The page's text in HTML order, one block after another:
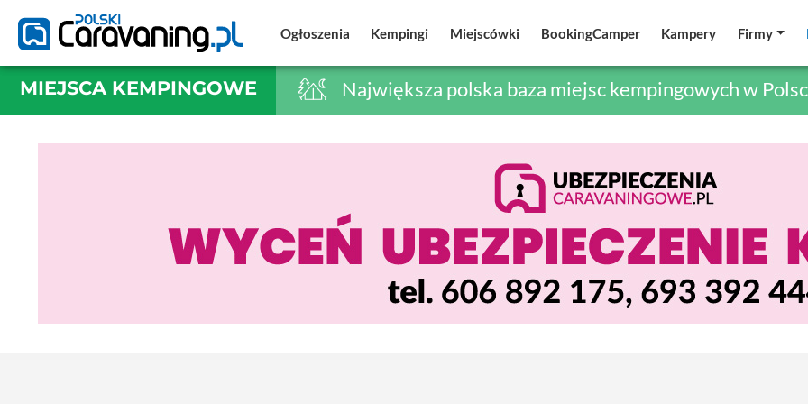
Ogłoszenia Kempingi Miejscówki BookingCamper Kampery Firmy
MIEJSCA KEMPINGOWE Największa polska baza miejsc kempingowych w
Ogłoszenia Kempingi Miejscówki BookingCamper Kampery Firmy